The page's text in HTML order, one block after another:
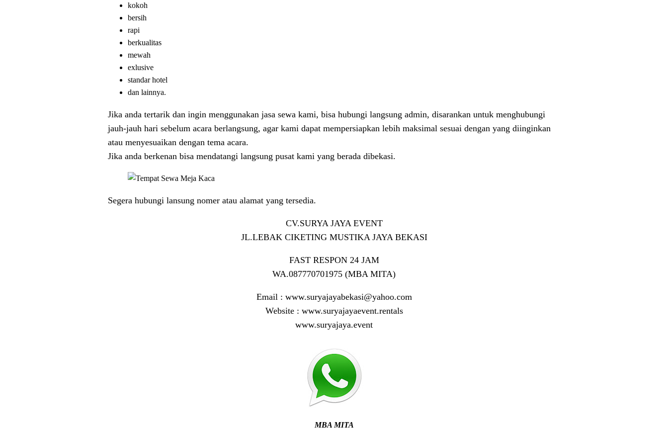
kokoh
bersih
rapi
berkualitas
mewah
exlusive
standar hotel
dan lainnya.
Jika anda tertarik dan ingin menggunakan jasa sewa kami, bisa hubungi langsung admin, disarankan untuk menghubungi
jauh-jauh hari sebelum acara berlangsung, agar kami dapat mempersiapkan lebih maksimal sesuai dengan yang diinginkan
atau menyesuaikan dengan tema acara.
Jika anda berkenan bisa mendatangi langsung pusat kami yang berada dibekasi.
Segera hubungi lansung nomer atau alamat yang tersedia.
CV.SURYA JAYA EVENT
JL.LEBAK CIKETING MUSTIKA JAYA BEKASI
FAST RESPON 24 JAM
WA.087770701975 (MBA MITA)
Email : www.suryajayabekasi@yahoo.com
Website : www.suryajayaevent.rentals
www.suryajaya.event
MBA MITA